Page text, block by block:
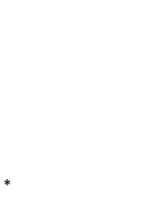
*Обязательно